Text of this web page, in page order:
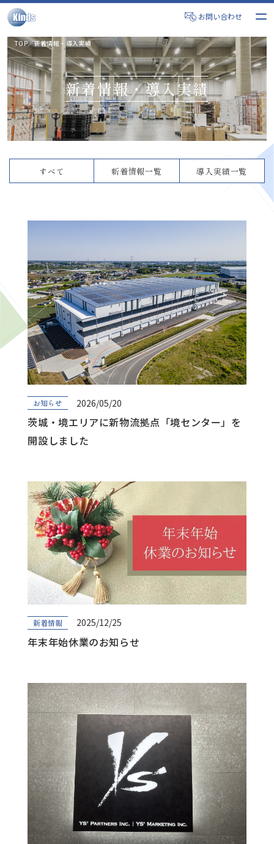
お問い合わせ
TOP／新着情報・導入実績
新着情報・導入実績
すべて 新着情報一覧 導入実績一覧
お知らせ 2026/05/20
茨城・境エリアに新物流拠点「境センター」を
開設しました
新着情報 2025/12/25
年末年始休業のお知らせ